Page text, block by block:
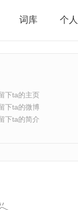
词库 个
下ta的主页
下ta的微博
下ta的简介